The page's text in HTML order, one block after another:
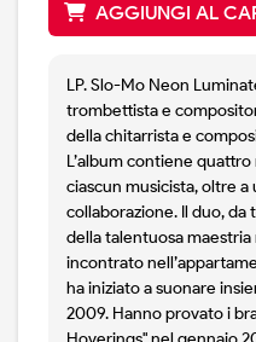
AGGIUNGI AL
LP. Slo-Mo Neon
trombettista e
della chitarrista e
L’album contiene
ciascun musicista, oltre
collaborazione. Il duo,
della talentuosa maestria
incontrato
ha iniziato a suonare
2009. Hanno provato i